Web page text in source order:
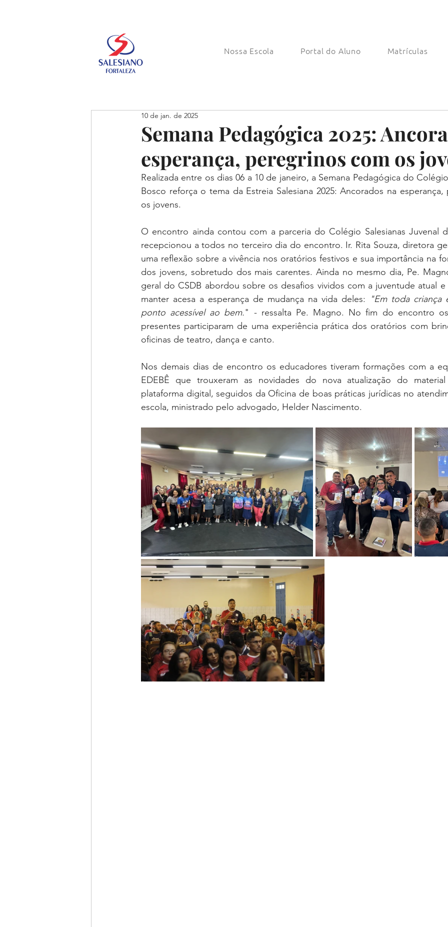
Nossa Escola Portal do Aluno Matrículas
Semana Pedagógica 2025:
esperança, peregrinos com os
10 de jan. de 2025
Realizada entre os dias 06 a 10 de janeiro, a Semana Pedagógica do
Bosco reforça o tema da Estreia Salesiana 2025: Ancorados na
os jovens.
O encontro ainda contou com a parceria do Colégio Salesianas Juvenal
recepcionou a todos no terceiro dia do encontro. Ir. Rita Souza, diretora
uma reflexão sobre a vivência nos oratórios festivos e sua importância na
dos jovens, sobretudo dos mais carentes. Ainda no mesmo dia, Pe.
geral do CSDB abordou sobre os desafios vividos com a juventude atual
manter acesa a esperança de mudança na vida deles:
"Em toda criança
ponto acessível ao bem." - ressalta Pe. Magno. No fim do encontro
presentes participaram de uma experiência prática dos oratórios com
oficinas de teatro, dança e canto.
Nos demais dias de encontro os educadores tiveram formações com a
EDEBÊ que trouxeram as novidades do nova atualização do
plataforma digital, seguidos da Oficina de boas práticas jurídicas no
escola, ministrado pelo advogado, Helder Nascimento.